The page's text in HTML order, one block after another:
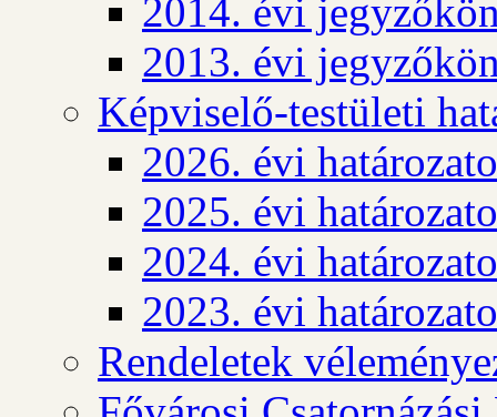
2014. évi
2013. évi
Képviselő-testületi
2026. évi
2025. évi
2024. évi
2023. évi
Rendeletek